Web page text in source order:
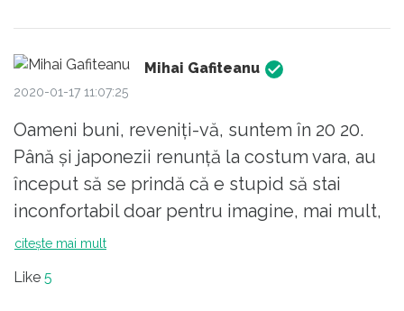
Mihai Gafiteanu
2020-01-17 11:07:25
Oameni buni, reveniți-vă, suntem în 20 20.
Până și japonezii renunță la costum vara, au
început să se prindă că e stupid să stai
inconfortabil doar pentru imagine, mai mult,
să ai nevoie de aer condiționat, adică să
citește mai mult
Like 5